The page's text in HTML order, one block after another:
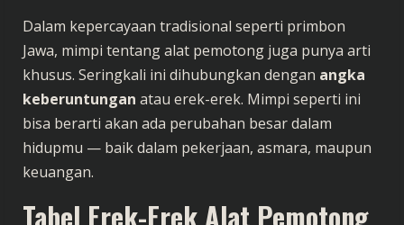
Dalam kepercayaan tradisional seperti primbon
Jawa, mimpi tentang alat pemotong juga punya arti
khusus. Seringkali ini dihubungkan dengan angka
keberuntungan atau erek-erek. Mimpi seperti ini
bisa berarti akan ada perubahan besar dalam
hidupmu — baik dalam pekerjaan, asmara, maupun
keuangan.
Tabel Erek-Erek Alat Pemotong